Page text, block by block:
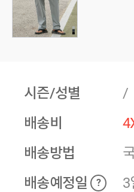
시즌/성별
/
배송비
배송방법
배송예정일
?
3